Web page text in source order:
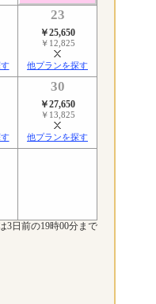
23
￥25,650
￥12,825
他プランを探す
30
￥27,650
￥13,825
他プランを探す
3日前の19時00分まで